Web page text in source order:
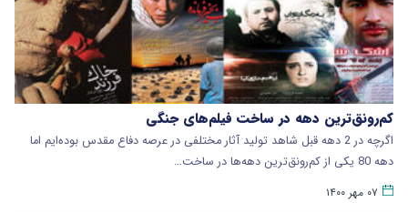
کم‌رونق‌ترین دهه‌ در ساخت فیلم‌های جنگی
اگرچه در 2 دهه قبل شاهد تولید آثار مختلفی در عرصه دفاع مقدس بوده‌ایم اما
دهه 80 یکی از کم‌رونق‌ترین دهه‌ها در ساخت…
۰۷ مهر ۱۴۰۰